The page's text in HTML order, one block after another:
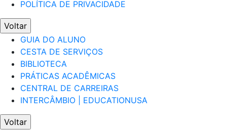
POLÍTICA DE PRIVACIDADE
Voltar
GUIA DO ALUNO
CESTA DE SERVIÇOS
BIBLIOTECA
PRÁTICAS ACADÊMICAS
CENTRAL DE CARREIRAS
INTERCÂMBIO | EDUCATIONUSA
Voltar